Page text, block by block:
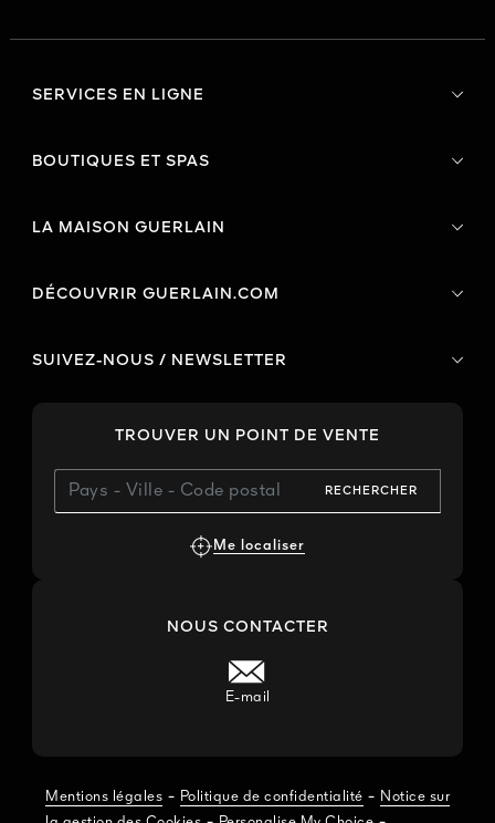
SERVICES EN LIGNE
BOUTIQUES ET SPAS
LA MAISON GUERLAIN
DÉCOUVRIR GUERLAIN.COM
SUIVEZ-NOUS / NEWSLETTER
TROUVER UN POINT DE VENTE
RECHERCHER
Me localiser
NOUS CONTACTER
E-mail
Mentions légales - Politique de confidentialité - Notice sur